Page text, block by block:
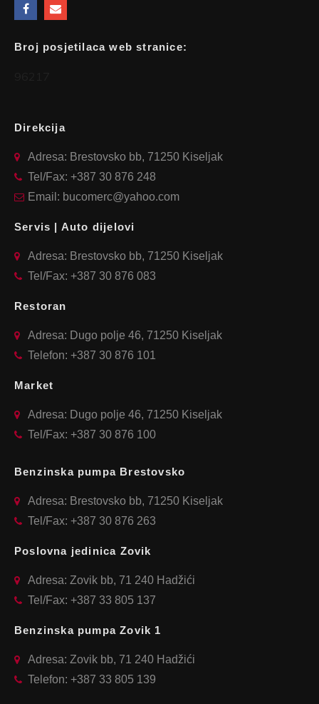
Broj posjetilaca web stranice:
Direkcija
Adresa: Brestovsko bb, 71250 Kiseljak
Tel/Fax: +387 30 876 248
Email: bucomerc@yahoo.com
Servis | Auto dijelovi
Adresa: Brestovsko bb, 71250 Kiseljak
Tel/Fax: +387 30 876 083
Restoran
Adresa: Dugo polje 46, 71250 Kiseljak
Telefon: +387 30 876 101
Market
Adresa: Dugo polje 46, 71250 Kiseljak
Tel/Fax: +387 30 876 100
Benzinska pumpa Brestovsko
Adresa: Brestovsko bb, 71250 Kiseljak
Tel/Fax: +387 30 876 263
Poslovna jedinica Zovik
Adresa: Zovik bb, 71 240 Hadžići
Tel/Fax: +387 33 805 137
Benzinska pumpa Zovik 1
Adresa: Zovik bb, 71 240 Hadžići
Telefon: +387 33 805 139